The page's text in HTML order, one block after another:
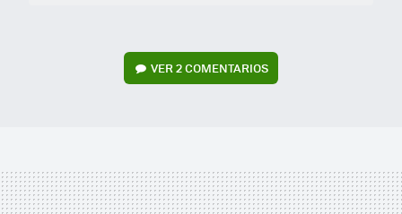
VER2 COMENTARIOS